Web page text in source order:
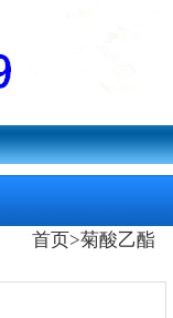
首页>菊酸乙酯